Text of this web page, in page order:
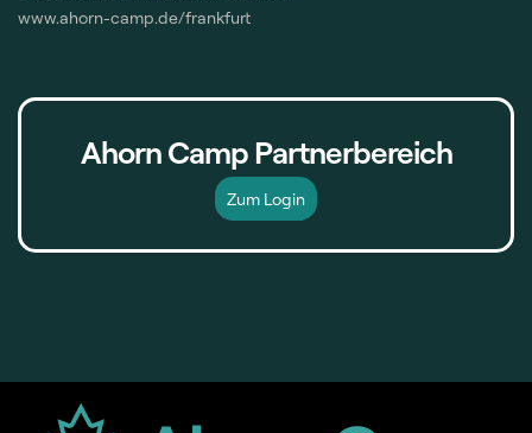
www.ahorn-camp.de/frankfurt
Ahorn Camp Partnerbereich
Zum Login